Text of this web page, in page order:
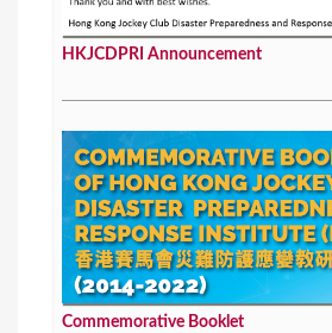
HKJCDPRI Announcement
Commemorative Booklet